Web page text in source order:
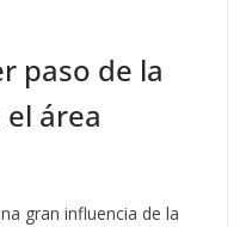
paso de la
área
gran influencia de la